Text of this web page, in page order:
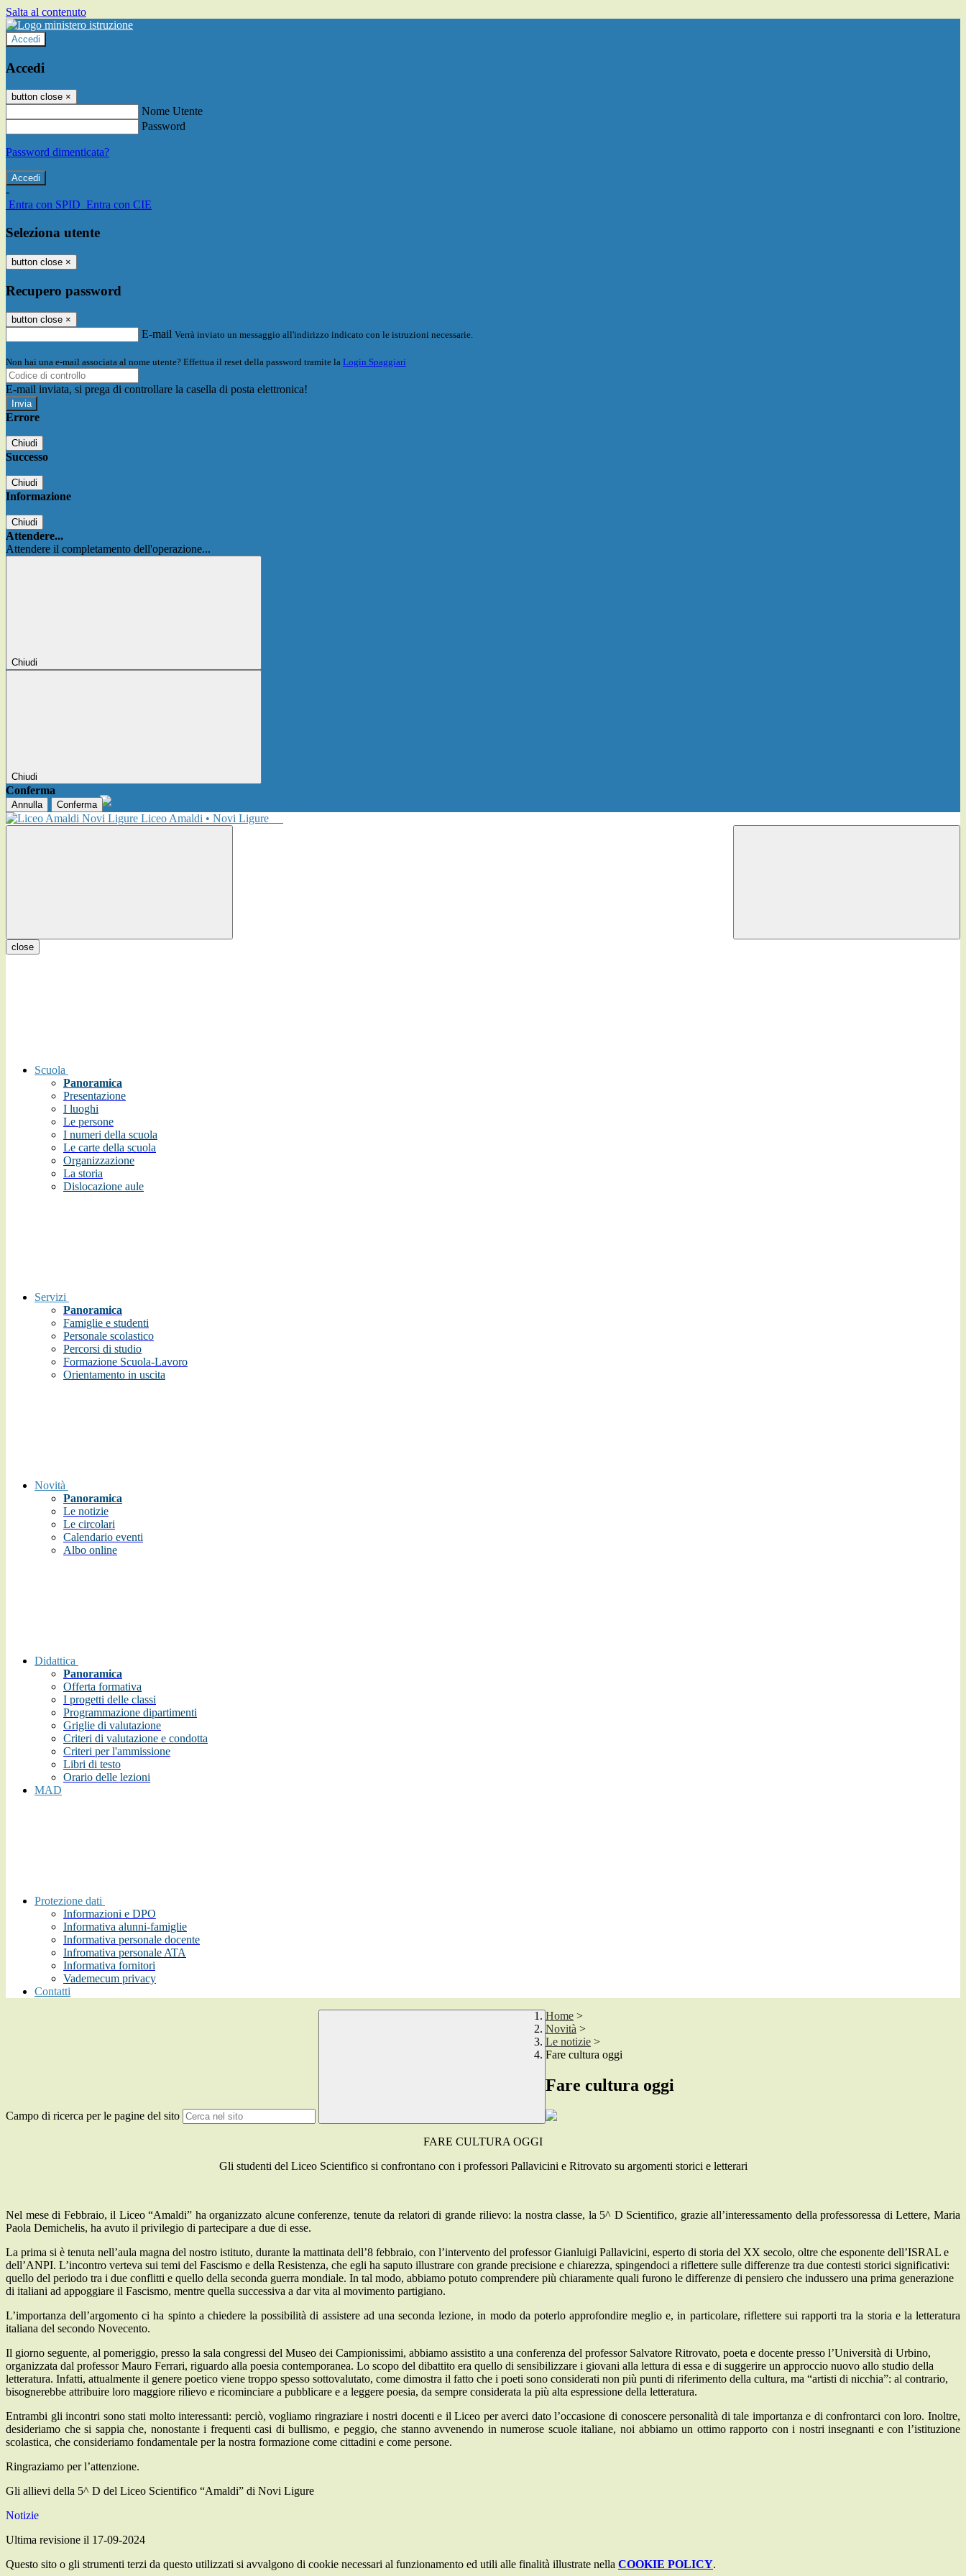
Salta al contenuto
Accedi
Accedi
button close ×
Nome Utente
Password
Password dimenticata?
-
Entra con SPID Entra con CIE
Seleziona utente
button close ×
Recupero password
button close ×
E-mail Verrà inviato un messaggio all'indirizzo indicato con le istruzioni necessarie.
Non hai una e-mail associata al nome utente? Effettua il reset della password tramite la Login Spaggiari
E-mail inviata, si prega di controllare la casella di posta elettronica!
Errore
Chiudi
Successo
Chiudi
Informazione
Chiudi
Attendere...
Attendere il completamento dell'operazione...
Chiudi
Chiudi
Conferma
Annulla Conferma
Liceo Amaldi • Novi Ligure
close
Scuola
Panoramica
Presentazione
I luoghi
Le persone
I numeri della scuola
Le carte della scuola
Organizzazione
La storia
Dislocazione aule
Servizi
Panoramica
Famiglie e studenti
Personale scolastico
Percorsi di studio
Formazione Scuola-Lavoro
Orientamento in uscita
Novità
Panoramica
Le notizie
Le circolari
Calendario eventi
Albo online
Didattica
Panoramica
Offerta formativa
I progetti delle classi
Programmazione dipartimenti
Griglie di valutazione
Criteri di valutazione e condotta
Criteri per l'ammissione
Libri di testo
Orario delle lezioni
MAD
Protezione dati
Informazioni e DPO
Informativa alunni-famiglie
Informativa personale docente
Infromativa personale ATA
Informativa fornitori
Vademecum privacy
Contatti
Campo di ricerca per le pagine del sito
Home >
Novità >
Le notizie >
Fare cultura oggi
Fare cultura oggi
FARE CULTURA OGGI
Gli studenti del Liceo Scientifico si confrontano con i professori Pallavicini e Ritrovato su argomenti storici e letterari
Nel mese di Febbraio, il Liceo “Amaldi” ha organizzato alcune conferenze, tenute da relatori di grande rilievo: la nostra classe, la 5^ D Scientifico, grazie all’interessamento della professoressa di Lettere, Maria
Paola Demichelis, ha avuto il privilegio di partecipare a due di esse.
La prima si è tenuta nell’aula magna del nostro istituto, durante la mattinata dell’8 febbraio, con l’intervento del professor Gianluigi Pallavicini, esperto di storia del XX secolo, oltre che esponente dell’ISRAL e
dell’ANPI. L’incontro verteva sui temi del Fascismo e della Resistenza, che egli ha saputo illustrare con grande precisione e chiarezza, spingendoci a riflettere sulle differenze tra due contesti storici significativi:
quello del periodo tra i due conflitti e quello della seconda guerra mondiale. In tal modo, abbiamo potuto comprendere più chiaramente quali furono le differenze di pensiero che indussero una prima generazione
di italiani ad appoggiare il Fascismo, mentre quella successiva a dar vita al movimento partigiano.
L’importanza dell’argomento ci ha spinto a chiedere la possibilità di assistere ad una seconda lezione, in modo da poterlo approfondire meglio e, in particolare, riflettere sui rapporti tra la storia e la letteratura
italiana del secondo Novecento.
Il giorno seguente, al pomeriggio, presso la sala congressi del Museo dei Campionissimi, abbiamo assistito a una conferenza del professor Salvatore Ritrovato, poeta e docente presso l’Università di Urbino,
organizzata dal professor Mauro Ferrari, riguardo alla poesia contemporanea. Lo scopo del dibattito era quello di sensibilizzare i giovani alla lettura di essa e di suggerire un approccio nuovo allo studio della
letteratura. Infatti, attualmente il genere poetico viene troppo spesso sottovalutato, come dimostra il fatto che i poeti sono considerati non più punti di riferimento della cultura, ma “artisti di nicchia”: al contrario,
bisognerebbe attribuire loro maggiore rilievo e ricominciare a pubblicare e a leggere poesia, da sempre considerata la più alta espressione della letteratura.
Entrambi gli incontri sono stati molto interessanti: perciò, vogliamo ringraziare i nostri docenti e il Liceo per averci dato l’occasione di conoscere personalità di tale importanza e di confrontarci con loro. Inoltre,
desideriamo che si sappia che, nonostante i frequenti casi di bullismo, e peggio, che stanno avvenendo in numerose scuole italiane, noi abbiamo un ottimo rapporto con i nostri insegnanti e con l’istituzione
scolastica, che consideriamo fondamentale per la nostra formazione come cittadini e come persone.
Ringraziamo per l’attenzione.
Gli allievi della 5^ D del Liceo Scientifico “Amaldi” di Novi Ligure
Notizie
Ultima revisione il 17-09-2024
Questo sito o gli strumenti terzi da questo utilizzati si avvalgono di cookie necessari al funzionamento ed utili alle finalità illustrate nella COOKIE POLICY.